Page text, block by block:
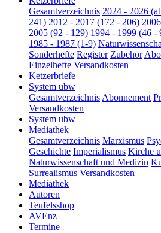
Gesamtverzeichnis 2024 - 2026
241) 2012 - 2017 (172 - 206)
2005 (92 - 129) 1994 - 1999 (46 -
1985 - 1987 (1-9)
Sonderhefte Register Zubehör
Einzelhefte Versandkosten
Ketzerbriefe
System ubw
GesamtverzeichnisAbonnement
Versandkosten
System ubw
Mediathek
Gesamtverzeichnis Marxismus
Geschichte Imperialismus Kirche
Naturwissenschaft und Medizin
Surrealismus Versandkosten
Mediathek
Autoren
Teufelsshop
AVEnz
Termine